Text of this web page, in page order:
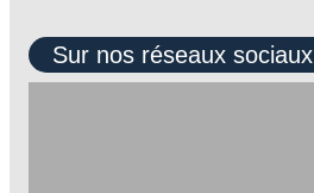
Sur nos réseaux sociaux